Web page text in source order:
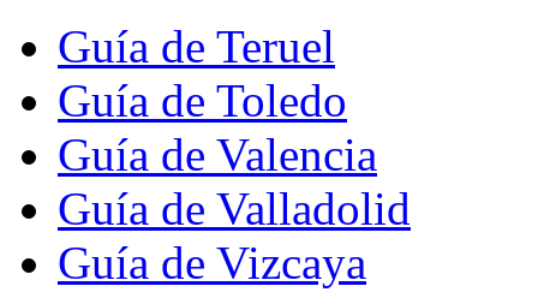
Guía de Teruel
Guía de Toledo
Guía de Valencia
Guía de Valladolid
Guía de Vizcaya